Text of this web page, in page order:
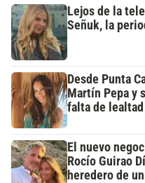
Lejos de la
Señuk, la
Desde Punta
Martín Pepa y
falta de
El nuevo
Rocío Guirao
heredero de